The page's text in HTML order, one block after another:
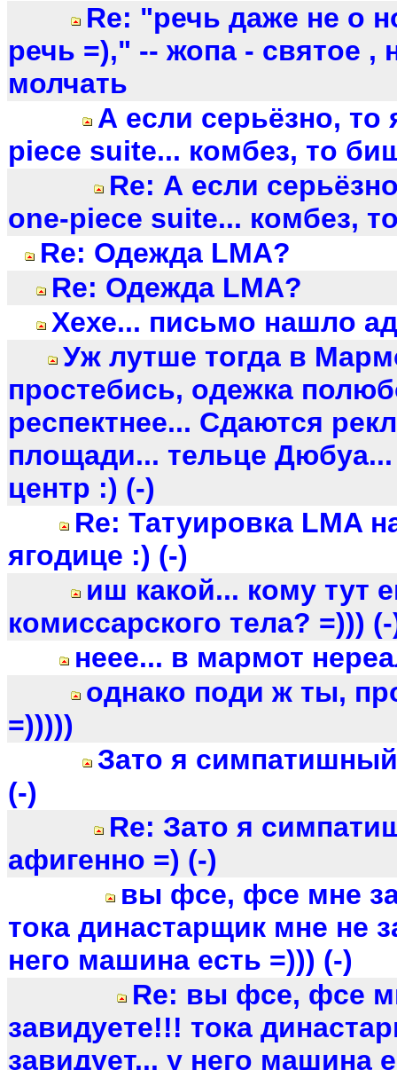
Re: "речь даже не о
речь =)," -- жопа - святое ,
молчать
А если серьёзно, то
piece suite... комбез, то
Re: А если
one-piece suite... комбез,
Re: Одежда LMA?
Re: Одежда LMA?
Хехе... письмо нашло
Уж лутше тогда в
простебись, одежка
респектнее... Сдаются
площади... тельце Дюбуа...
центр :) (-)
Re: Татуировка LMA
ягодице :) (-)
иш какой... кому тут
комиссарского тела? =)))
неее... в мармот
однако поди ж ты,
=)))))
Зато я
(-)
Re: Зато я
афигенно =) (-)
вы фсе, фсе мне
тока династарщик мне не
него машина есть =))) (-)
Re: вы фсе, фсе
завидуете!!! тока
завидует... у него машина